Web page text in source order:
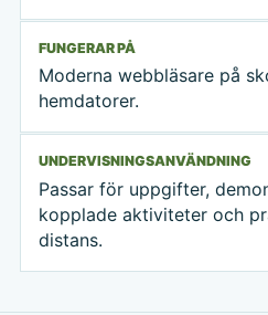
FUNGERAR PÅ
Moderna webbläsare på
hemdatorer.
UNDERVISNINGSANVÄNDNING
Passar för uppgifter,
kopplade aktiviteter och
distans.